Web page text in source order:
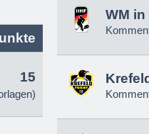
15
WM